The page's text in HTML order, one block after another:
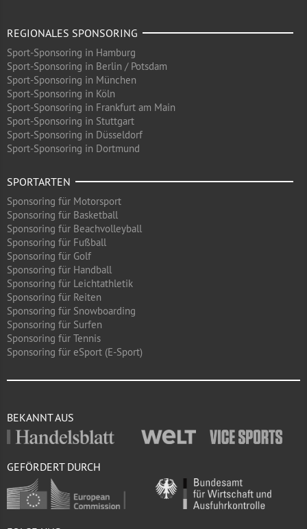
REGIONALES SPONSORING
Sport-Sponsoring in Hamburg
Sport-Sponsoring in Berlin / Potsdam
Sport-Sponsoring in München
Sport-Sponsoring in Köln
Sport-Sponsoring in Frankfurt am Main
Sport-Sponsoring in Stuttgart
Sport-Sponsoring in Düsseldorf
Sport-Sponsoring in Dortmund
SPORTARTEN
Sponsoring für Motorsport
Sponsoring für Basketball
Sponsoring für Beachvolleyball
Sponsoring für Fußball
Sponsoring für Golf
Sponsoring für Handball
Sponsoring für Leichtathletik
Sponsoring für Reiten
Sponsoring für Snowboarding
Sponsoring für Surfen
Sponsoring für Tennis
Sponsoring für eSport (E-Sport)
BEKANNT AUS
GEFÖRDERT DURCH